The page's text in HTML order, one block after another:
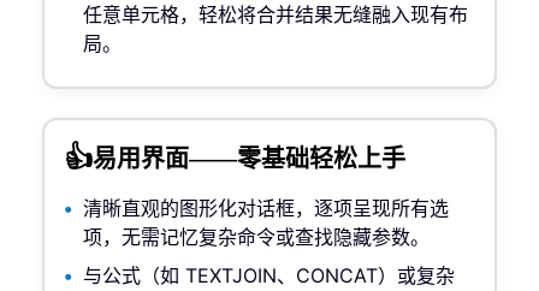
任意单元格，轻松将合并结果无缝融入现有布
局。
👍易用界面——零基础轻松上手
清晰直观的图形化对话框，逐项呈现所有选
项，无需记忆复杂命令或查找隐藏参数。
与公式（如 TEXTJOIN、CONCAT）或复杂